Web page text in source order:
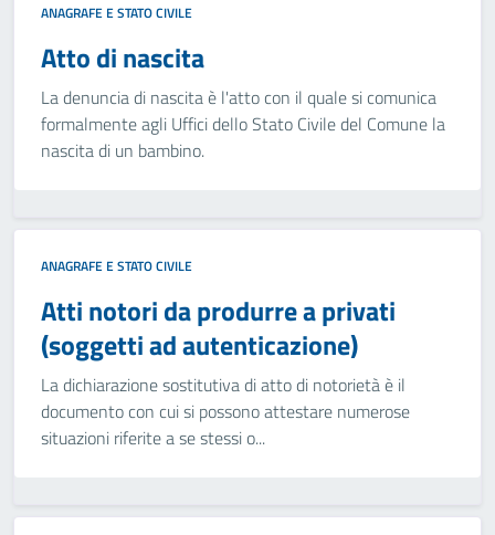
ANAGRAFE E STATO CIVILE
Atto di nascita
La denuncia di nascita è l'atto con il quale si comunica
formalmente agli Uffici dello Stato Civile del Comune la
nascita di un bambino.
ANAGRAFE E STATO CIVILE
Atti notori da produrre a privati
(soggetti ad autenticazione)
La dichiarazione sostitutiva di atto di notorietà è il
documento con cui si possono attestare numerose
situazioni riferite a se stessi o...